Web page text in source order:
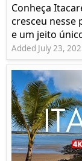
Conheça
cresceu nesse
e um jeito
Added July 23,